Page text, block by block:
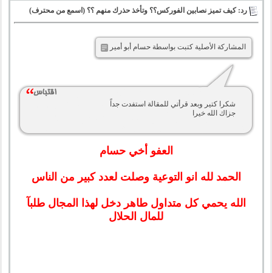
رد: كيف تميز نصابين الفوركس؟؟ وتأخذ حذرك منهم ؟؟ (اسمع من محترف)
المشاركة الأصلية كتبت بواسطة حسام أبو أمير
شكرا كتير وبعد قرأتي للمقالة استفدت جداً
جزاك الله خيرا
العفو أخي حسام
الحمد لله انو التوعية وصلت لعدد كبير من الناس
الله يحمي كل متداول طاهر دخل لهذا المجال طلبآ
للمال الحلال